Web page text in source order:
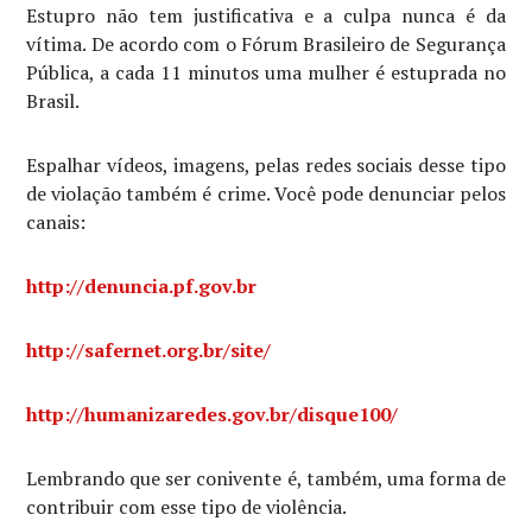
Estupro não tem justificativa e a culpa nunca é da
vítima. De acordo com o Fórum Brasileiro de Segurança
Pública, a cada 11 minutos uma mulher é estuprada no
Brasil.
Espalhar vídeos, imagens, pelas redes sociais desse tipo
de violação também é crime. Você pode denunciar pelos
canais:
http://denuncia.pf.gov.br
http://safernet.org.br/site/
http://humanizaredes.gov.br/disque100/
Lembrando que ser conivente é, também, uma forma de
contribuir com esse tipo de violência.